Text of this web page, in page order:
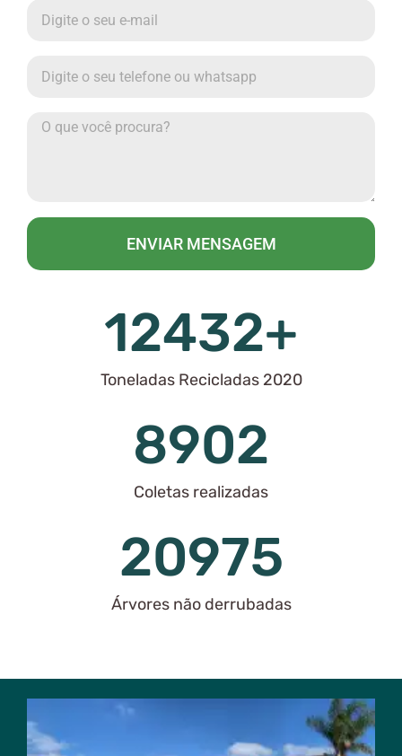
ENVIAR MENSAGEM
Toneladas Recicladas 2020
14091+
Coletas realizadas
10289
Árvores não derrubadas
24486